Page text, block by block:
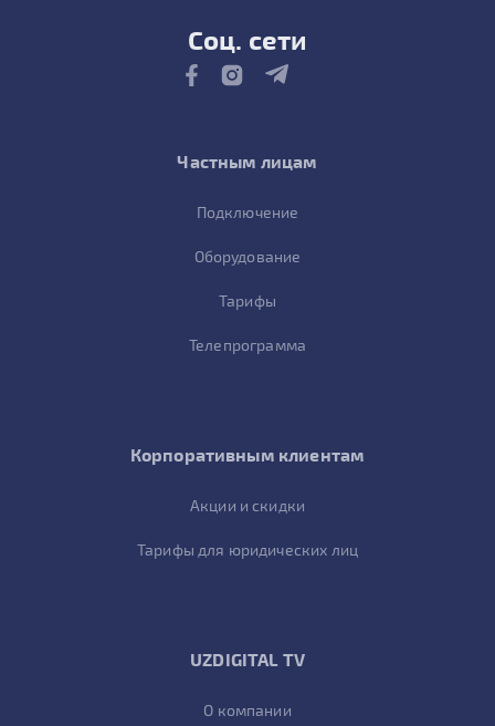
Соц. сети
Частным лицам
Подключение
Оборудование
Тарифы
Телепрограмма
Корпоративным клиентам
Акции и скидки
Тарифы для юридических лиц
UZDIGITAL TV
О компании